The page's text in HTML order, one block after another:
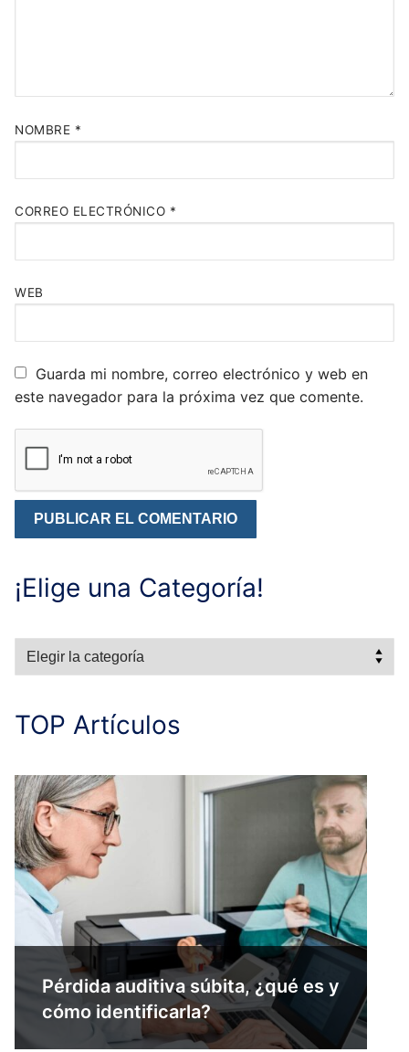
NOMBRE *
CORREO ELECTRÓNICO *
WEB
Guarda mi nombre, correo electrónico y web en
este navegador para la próxima vez que comente.
¡Elige una Categoría!
Categorías
TOP Artículos
Pérdida auditiva súbita, ¿qué es y
cómo identificarla?